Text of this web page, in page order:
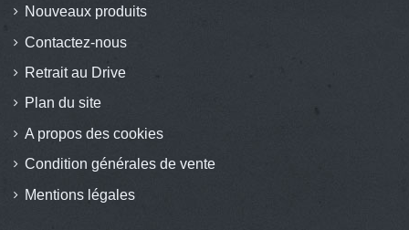
Nouveaux produits
Contactez-nous
Retrait au Drive
Plan du site
A propos des cookies
Condition générales de vente
Mentions légales